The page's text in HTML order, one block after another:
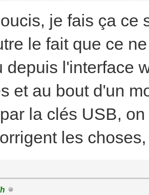
je fais ça
le fait que ce
depuis l'interface
et au bout d'un
la clés USB,
les